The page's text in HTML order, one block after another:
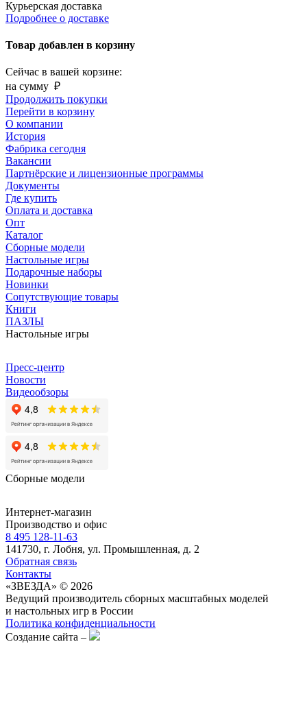
Курьерская доставка
Подробнее о доставке
Товар добавлен в корзину
Сейчас в вашей корзине:
на сумму ₽
Продолжить покупки
Перейти в корзину
О компании
История
Фабрика сегодня
Вакансии
Партнёрские и лицензионные программы
Документы
Где купить
Оплата и доставка
Опт
Каталог
Сборные модели
Настольные игры
Подарочные наборы
Новинки
Сопутствующие товары
Книги
ПАЗЛЫ
Настольные игры
Пресс-центр
Новости
Видеообзоры
Сборные модели
Интернет-магазин
Производство и офис
8 495 128-11-63
141730, г. Лобня, ул. Промышленная, д. 2
Обратная связь
Контакты
«ЗВЕЗДА» © 2026
Ведущий производитель сборных масштабных моделей
и настольных игр в России
Политика конфиденциальности
Создание сайта –